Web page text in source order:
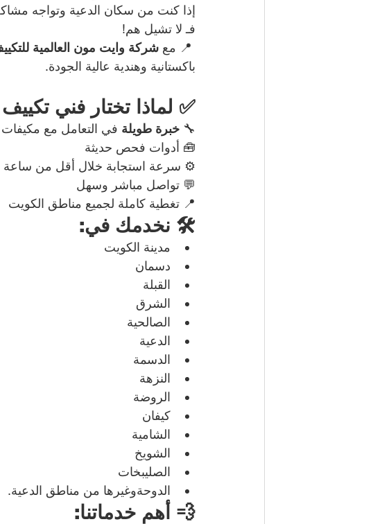
إذا كنت من سكان الدعية وتواجه
فـ لا تشيل هم!
شركة وايت مون العالمية
باكستانية وهندية عالية الجودة.
✅ لماذا تختار فني
🔧 خبرة طويلة في التعامل مع مكيفات
🧰 أدوات فحص حديثة
⚙️ سرعة استجابة خلال أقل من ساعة
💬 تواصل مباشر وسهل
📍 تغطية كاملة لجميع مناطق الكويت
🛠️ نخدمك في:
مدينة الكويت
دسمان
القبلة
الشرق
الصالحية
الدعية
الدسمة
النزهة
الروضة
كيفان
الشامية
الشويخ
الصليبخات
الدوحةوغيرها من مناطق الدعية.
💨 أهم خدماتنا: